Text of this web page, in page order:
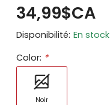
34,99$CA
Disponibilité: En stock
Color: *
Noir